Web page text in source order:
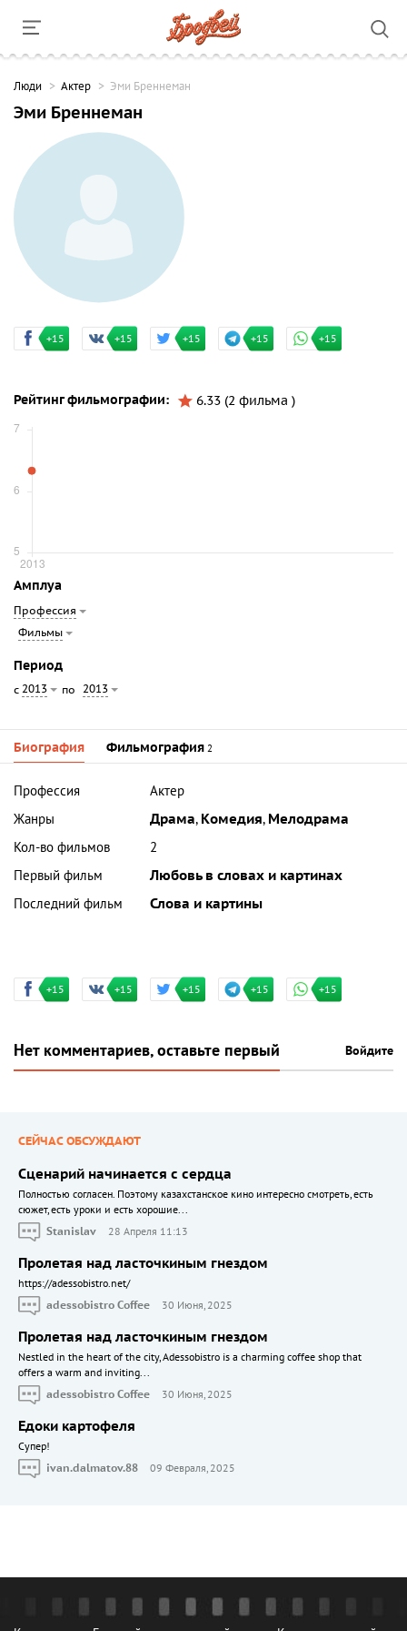
Люди Актер Эми Бреннеман
Эми Бреннеман
+15 +15 +15 +15 +15
Рейтинг фильмографии: 6.33 (2 фильма )
Амплуа
Профессия
Фильмы
Период
с 2013 по 2013
Биография Фильмография 2
Профессия
Актер
Жанры
Драма, Комедия, Мелодрама
Кол-во фильмов
2
Первый фильм
Любовь в словах и картинах
Последний фильм
Слова и картины
+15 +15 +15 +15 +15
Нет комментариев, оставьте первый Войдите
СЕЙЧАС ОБСУЖДАЮТ
Сценарий начинается с сердца
Полностью согласен. Поэтому казахстанское кино интересно смотреть, есть
сюжет, есть уроки и есть хорошие...
Stanislav
28 Апреля 11:13
Пролетая над ласточкиным гнездом
https://adessobistro.net/
adessobistro Coffee
30 Июня, 2025
Пролетая над ласточкиным гнездом
Nestled in the heart of the city, Adessobistro is a charming coffee shop that
offers a warm and inviting...
adessobistro Coffee
30 Июня, 2025
Едоки картофеля
Cупер!
ivan.dalmatov.88
09 Февраля, 2025